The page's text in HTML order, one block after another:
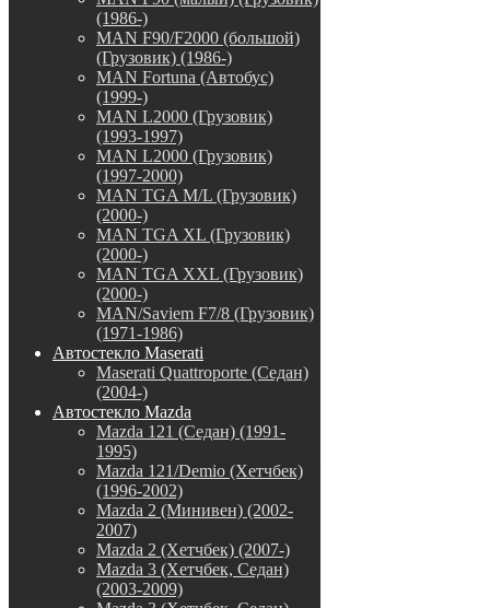
(1986-)
MAN F90/F2000 (большой)
(Грузовик) (1986-)
MAN Fortuna (Автобус)
(1999-)
MAN L2000 (Грузовик)
(1993-1997)
MAN L2000 (Грузовик)
(1997-2000)
MAN TGA M/L (Грузовик)
(2000-)
MAN TGA XL (Грузовик)
(2000-)
MAN TGA XXL (Грузовик)
(2000-)
MAN/Saviem F7/8 (Грузовик)
(1971-1986)
Автостекло Maserati
Maserati Quattroporte (Седан)
(2004-)
Автостекло Mazda
Mazda 121 (Седан) (1991-
1995)
Mazda 121/Demio (Хетчбек)
(1996-2002)
Mazda 2 (Минивен) (2002-
2007)
Mazda 2 (Хетчбек) (2007-)
Mazda 3 (Хетчбек, Седан)
(2003-2009)